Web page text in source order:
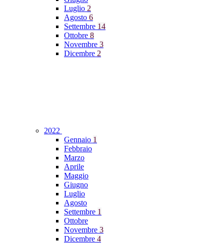
Luglio 2
Agosto 6
Settembre 14
Ottobre 8
Novembre 3
Dicembre 2
2022
Gennaio 1
Febbraio
Marzo
Aprile
Maggio
Giugno
Luglio
Agosto
Settembre 1
Ottobre
Novembre 3
Dicembre 4